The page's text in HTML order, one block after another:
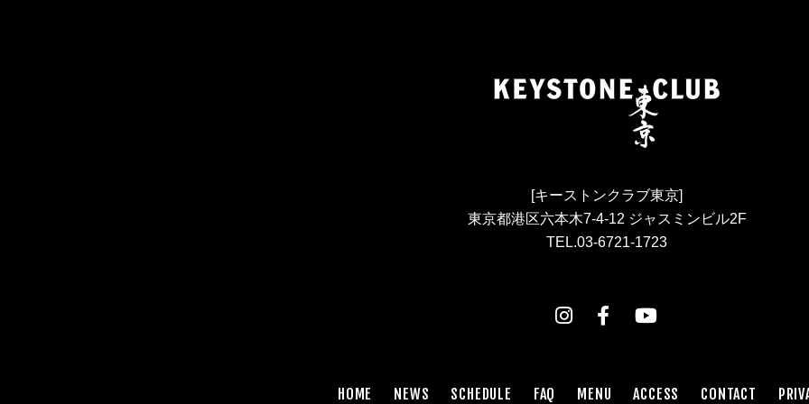
[キーストンクラブ東京]
東京都港区六本木7-4-12 ジャスミンビル2F
TEL.03-6721-1723
HOME NEWS SCHEDULE FAQ MENU ACCESS CONTACT